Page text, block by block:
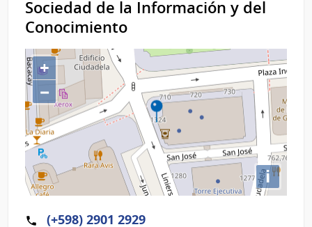
Sociedad de la Información y del
Conocimiento
+
−
i
(+598) 2901 2929